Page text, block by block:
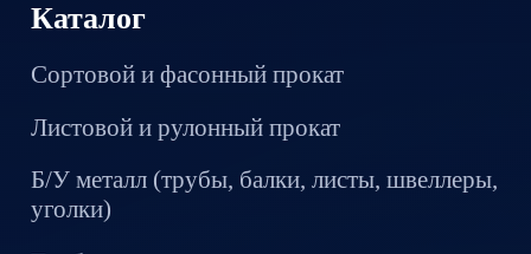
Каталог
Сортовой и фасонный прокат
Листовой и рулонный прокат
Б/У металл (трубы, балки, листы, швеллеры,
уголки)